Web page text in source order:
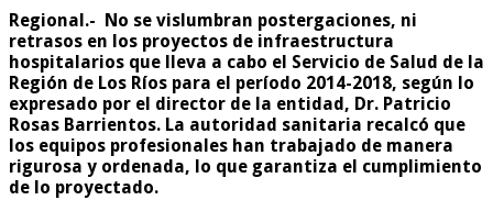
Regional.- No se vislumbran postergaciones, ni
retrasos en los proyectos de infraestructura
hospitalarios que lleva a cabo el Servicio de Salud de la
Región de Los Ríos para el período 2014-2018, según lo
expresado por el director de la entidad, Dr. Patricio
Rosas Barrientos. La autoridad sanitaria recalcó que
los equipos profesionales han trabajado de manera
rigurosa y ordenada, lo que garantiza el cumplimiento
de lo proyectado.